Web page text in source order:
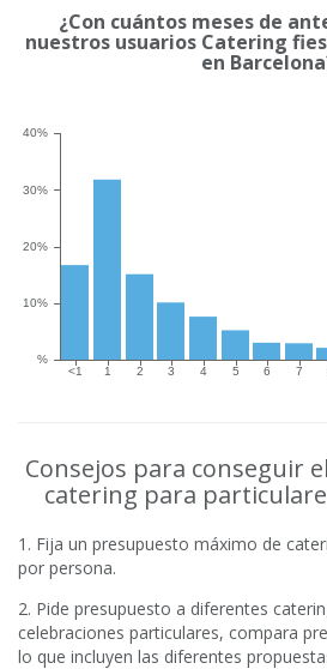
¿Con cuántos meses de
nuestros usuarios Catering
en
Consejos para conseguir
catering para
1. Fija un presupuesto máximo de
por persona.
2. Pide presupuesto a diferentes
celebraciones particulares, compara
lo que incluyen las diferentes